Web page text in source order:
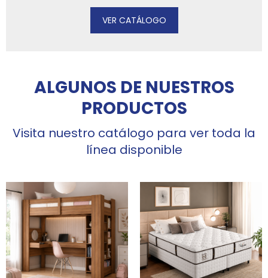
VER CATÁLOGO
ALGUNOS DE NUESTROS
PRODUCTOS
Visita nuestro catálogo para ver toda la
línea disponible